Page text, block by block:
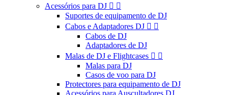
Acessórios para DJ  
Suportes de equipamento de DJ
Cabos e Adaptadores DJ  
Cabos de DJ
Adaptadores de DJ
Malas de DJ e Flightcases  
Malas para DJ
Casos de voo para DJ
Protectores para equipamento de DJ
Acessórios para Auscultadores DJ